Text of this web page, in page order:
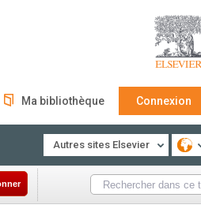
Ma bibliothèque Connexion
Autres sites Elsevier